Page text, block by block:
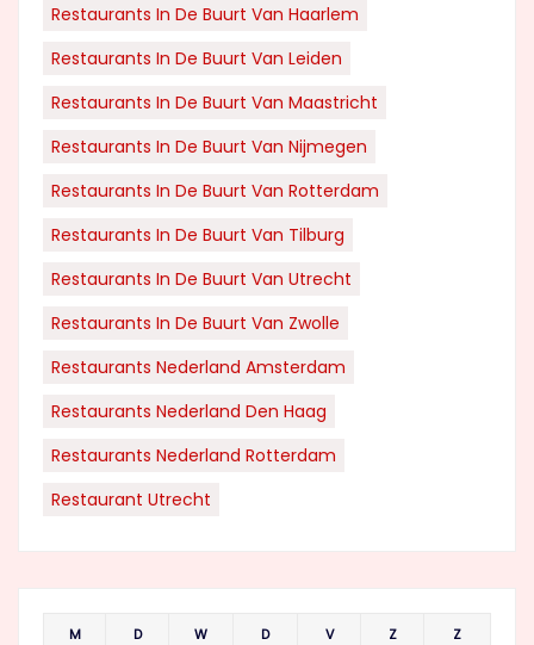
Restaurants In De Buurt Van Haarlem
Restaurants In De Buurt Van Leiden
Restaurants In De Buurt Van Maastricht
Restaurants In De Buurt Van Nijmegen
Restaurants In De Buurt Van Rotterdam
Restaurants In De Buurt Van Tilburg
Restaurants In De Buurt Van Utrecht
Restaurants In De Buurt Van Zwolle
Restaurants Nederland Amsterdam
Restaurants Nederland Den Haag
Restaurants Nederland Rotterdam
Restaurant Utrecht
M D W D V Z Z